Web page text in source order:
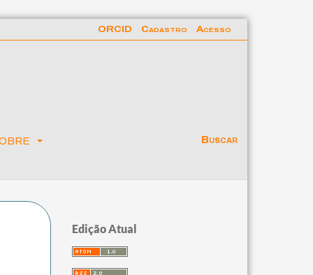
Buscar
ORCID Cadastro Acesso
Edição Atual